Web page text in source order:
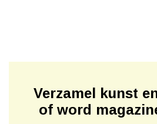
Verzamel kunst
of word